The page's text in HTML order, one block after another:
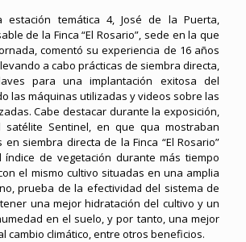
estación temática 4, José de la Puerta,
de la Finca “El Rosario”, sede en la que
comentó su experiencia de 16 años
a cabo prácticas de siembra directa,
para una implantación exitosa del
las máquinas utilizadas y videos sobre las
Cabe destacar durante la exposición,
satélite Sentinel, en que qua mostraban
siembra directa de la Finca “El Rosario”
de vegetación durante más tiempo
el mismo cultivo situadas en una amplia
prueba de la efectividad del sistema de
una mejor hidratación del cultivo y un
en el suelo, y por tanto, una mejor
cambio climático, entre otros beneficios.